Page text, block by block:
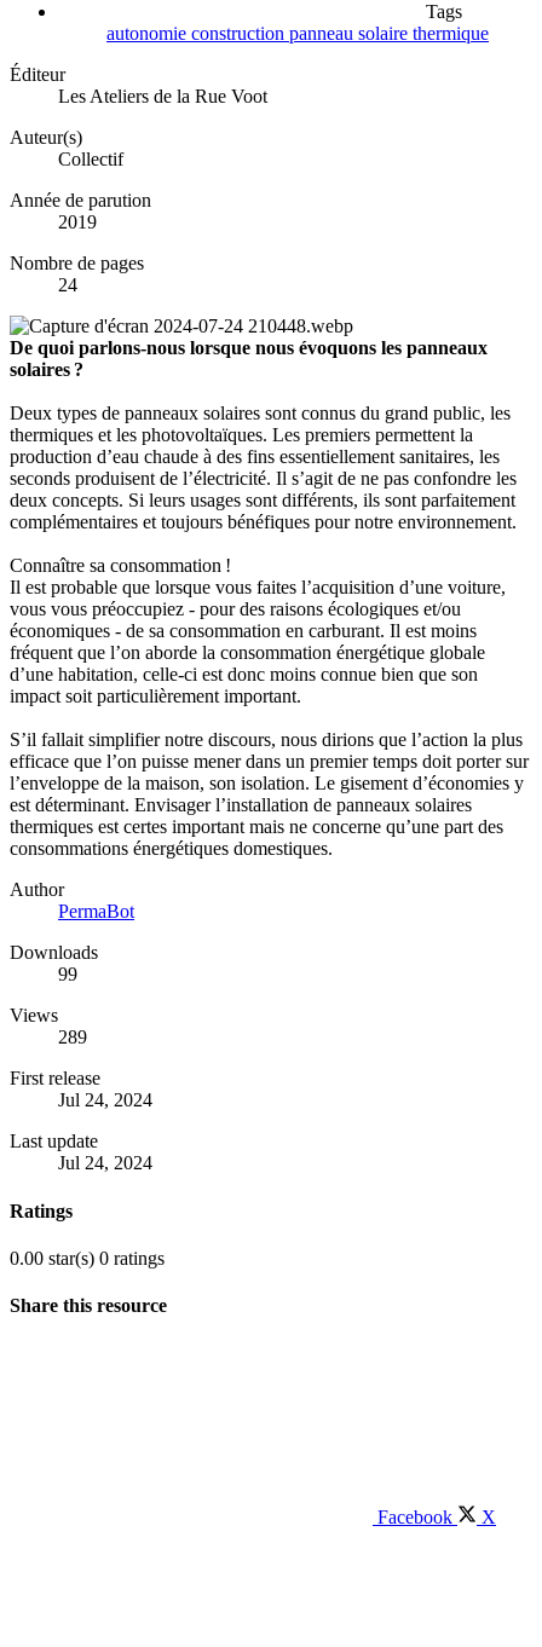
Tags
autonomie construction panneau solaire thermique
Éditeur
Les Ateliers de la Rue Voot
Auteur(s)
Collectif
Année de parution
2019
Nombre de pages
24
De quoi parlons-nous lorsque nous évoquons les panneaux
solaires ?
Deux types de panneaux solaires sont connus du grand public, les
thermiques et les photovoltaïques. Les premiers permettent la
production d’eau chaude à des fins essentiellement sanitaires, les
seconds produisent de l’électricité. Il s’agit de ne pas confondre les
deux concepts. Si leurs usages sont différents, ils sont parfaitement
complémentaires et toujours bénéfiques pour notre environnement.
Connaître sa consommation !
Il est probable que lorsque vous faites l’acquisition d’une voiture,
vous vous préoccupiez - pour des raisons écologiques et/ou
économiques - de sa consommation en carburant. Il est moins
fréquent que l’on aborde la consommation énergétique globale
d’une habitation, celle-ci est donc moins connue bien que son
impact soit particulièrement important.
S’il fallait simplifier notre discours, nous dirions que l’action la plus
efficace que l’on puisse mener dans un premier temps doit porter sur
l’enveloppe de la maison, son isolation. Le gisement d’économies y
est déterminant. Envisager l’installation de panneaux solaires
thermiques est certes important mais ne concerne qu’une part des
consommations énergétiques domestiques.
Author
PermaBot
Downloads
99
Views
289
First release
Jul 24, 2024
Last update
Jul 24, 2024
Ratings
0.00 star(s) 0 ratings
Share this resource
Facebook X